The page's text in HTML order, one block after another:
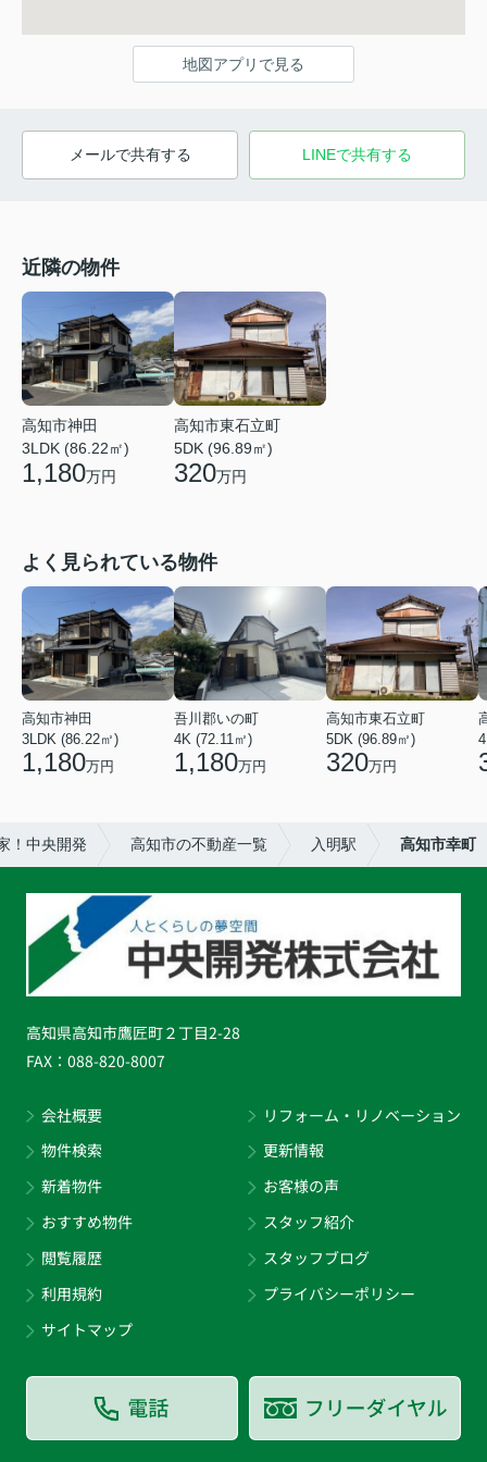
地図アプリで見る
メールで共有する LINEで共有する
近隣の物件
高知市神田
3LDK (86.22㎡)
1,180万円
高知市東石立町
5DK (96.89㎡)
320万円
よく見られている物件
高知市神田
3LDK (86.22㎡)
1,180万円
吾川郡いの町
4K (72.11㎡)
1,180万円
高知市東石立町
5DK (96.89㎡)
320万円
！中央開発 高知市の不動産一覧 入明駅 高知市幸町
高知県高知市鷹匠町２丁目2-28
FAX： 088-820-8007
会社概要
物件検索
新着物件
おすすめ物件
閲覧履歴
利用規約
サイトマップ
リフォーム・リノベーション
更新情報
お客様の声
スタッフ紹介
スタッフブログ
プライバシーポリシー